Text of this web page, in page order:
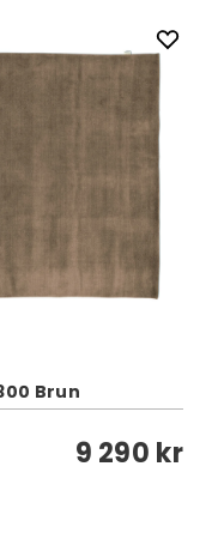
Brun
9 290 kr